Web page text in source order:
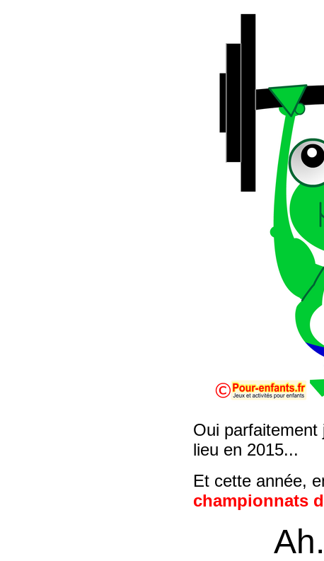
Oui parfaitement
lieu en 2015...
Et cette année,
championnats